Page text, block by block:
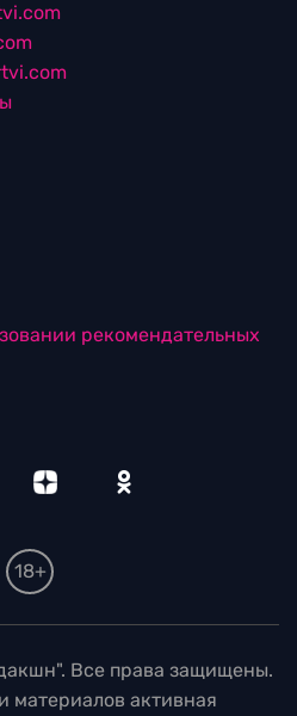
рекомендательных
18+
Все права защищены.
материалов активная